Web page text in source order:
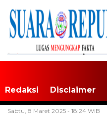
Redaksi Disclaimer
Sabtu, 8 Maret 2025 - 18:24 WIB